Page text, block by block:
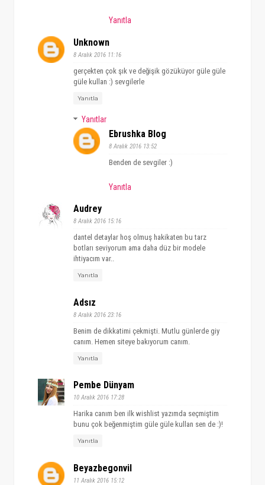
Yanıtla
Unknown
8 Aralık 2016 11:16
gerçekten çok şık ve değişik gözüküyor güle güle
güle kullan :) sevgilerle
Yanıtla
Yanıtlar
Ebrushka Blog
8 Aralık 2016 13:52
Benden de sevgiler :)
Yanıtla
Audrey
8 Aralık 2016 15:16
dantel detaylar hoş olmuş hakikaten bu tarz
botları seviyorum ama daha düz bir modele
ihtiyacım var..
Yanıtla
Adsız
8 Aralık 2016 23:16
Benim de dikkatimi çekmişti. Mutlu günlerde giy
canım. Hemen siteye bakıyorum canım.
Yanıtla
Pembe Dünyam
10 Aralık 2016 17:28
Harika canım ben ilk wishlist yazımda seçmiştim
bunu çok beğenmiştim güle güle kullan sen de :)!
Yanıtla
Beyazbegonvil
11 Aralık 2016 15:12